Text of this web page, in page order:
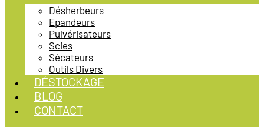
Désherbeurs
Epandeurs
Pulvérisateurs
Scies
Sécateurs
Outils Divers
DÉSTOCKAGE
BLOG
CONTACT